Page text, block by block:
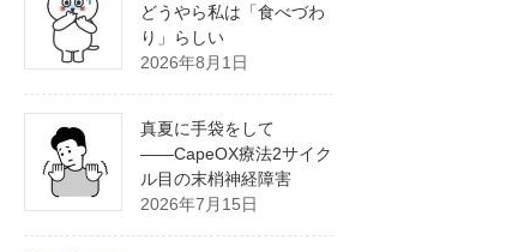
どうやら私は「食べづわ
り」らしい
2026年8月1日
真夏に手袋をして
――CapeOX療法2サイク
ル目の末梢神経障害
2026年7月15日